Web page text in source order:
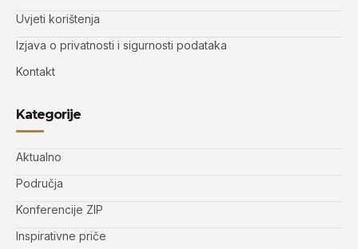
Uvjeti korištenja
Izjava o privatnosti i sigurnosti podataka
Kontakt
Kategorije
Aktualno
Područja
Konferencije ZIP
Inspirativne priče